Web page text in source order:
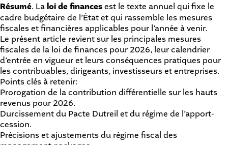
Résumé. Laloi de financesest le texte annuel qui fixe le
cadre budgétaire de l’État et qui rassemble les mesures
fiscales et financières applicables pour l’année à venir.
Le présent article revient sur les principales mesures
fiscales de la loi de finances pour 2026, leur calendrier
d’entrée en vigueur et leurs conséquences pratiques pour
les contribuables, dirigeants, investisseurs et entreprises.
Points clés à retenir:
Prorogation de la contribution différentielle sur les hauts
revenus pour 2026.
Durcissement du Pacte Dutreil et du régime de l’apport-
cession.
Précisions et ajustements du régime fiscal des